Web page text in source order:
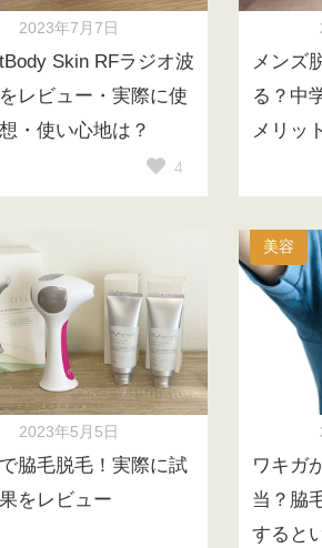
2023年7月7日
Skin RFラジオ波
レビュー・実際に使
・使い心地は？
4
メンズ
る？中
メリッ
2023年5月5日
で脇毛脱毛！実際に試
をレビュー
美容
ワキガ
当？脇
すると